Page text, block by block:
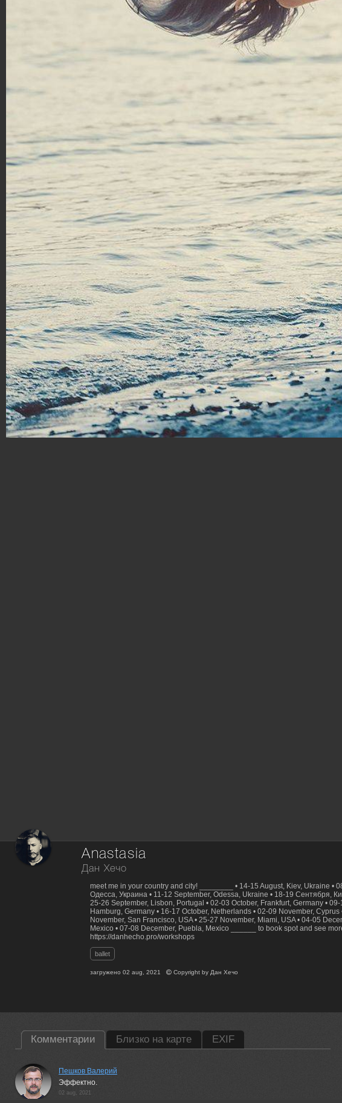
Anastasia
Дан Хечо
meet me in your country and city! ________ • 14-15 August, Kiev, Ukraine •
Одесса, Украина • 11-12 September, Odessa, Ukraine • 18-19 Сентября,
25-26 September, Lisbon, Portugal • 02-03 October, Frankfurt, Germany •
Hamburg, Germany • 16-17 October, Netherlands • 02-09 November, Cyprus
November, San Francisco, USA • 25-27 November, Miami, USA • 04-05
Mexico • 07-08 December, Puebla, Mexico ______ to book spot and see
https://danhecho.pro/workshops
ballet
загружено02 aug, 2021 Copyright byДан Хечо
Комментарии Близко на карте EXIF
Пешков Валерий
Эффектно.
02 aug, 2021